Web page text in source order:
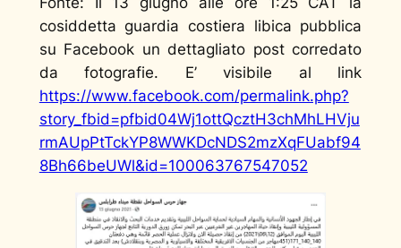
cosiddetta guardia costiera libica pubblica
su Facebook un dettagliato post corredato
da fotografie. E’ visibile al link
https://www.facebook.com/permalink.php?
story_fbid=pfbid04Wj1ottQcztH3chMhLHVju
rmAUpPtTckYP8WWKDcNDS2mzXqFUabf94
8Bh66beUWl&id=100063767547052